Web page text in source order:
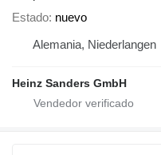
Estado nuevo
Alemania, Niederlangen
Heinz Sanders GmbH